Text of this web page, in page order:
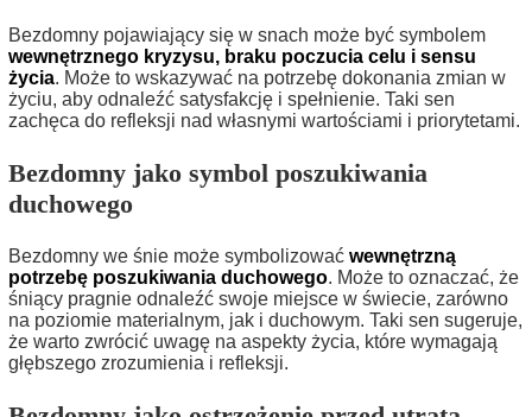
Bezdomny pojawiający się w snach może być symbolem
wewnętrznego kryzysu, braku poczucia celu i sensu
życia. Może to wskazywać na potrzebę dokonania zmian w
życiu, aby odnaleźć satysfakcję i spełnienie. Taki sen
zachęca do refleksji nad własnymi wartościami i priorytetami.
Bezdomny jako symbol poszukiwania
duchowego
Bezdomny we śnie może symbolizować wewnętrzną
potrzebę poszukiwania duchowego. Może to oznaczać, że
śniący pragnie odnaleźć swoje miejsce w świecie, zarówno
na poziomie materialnym, jak i duchowym. Taki sen sugeruje,
że warto zwrócić uwagę na aspekty życia, które wymagają
głębszego zrozumienia i refleksji.